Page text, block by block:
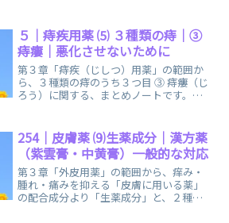
５｜痔疾用薬 ⑸ ３種類の痔｜③
痔瘻｜悪化させないために
第３章「痔疾（じしつ）用薬」の範囲か
ら、３種類の痔のうち３つ目 ③ 痔瘻（じ
ろう）に関する、まとめノートです。ど
254｜皮膚薬 ⑼生薬成分｜漢方薬
（紫雲膏・中黄膏）一般的な対応
第３章「外皮用薬」の範囲から、痒み・
腫れ・痛みを抑える「皮膚に用いる薬」
の配合成分より「生薬成分」と、２種類